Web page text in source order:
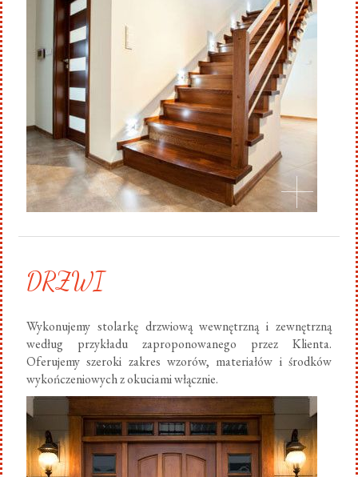
DRZWI
Wykonujemy stolarkę drzwiową wewnętrzną i zewnętrzną
według przykładu zaproponowanego przez Klienta.
Oferujemy szeroki zakres wzorów, materiałów i środków
wykończeniowych z okuciami włącznie.